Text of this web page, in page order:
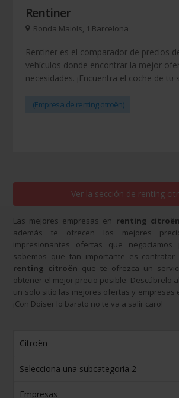
Rentiner
Ronda Maiols, 1 Barcelona
Rentiner es el comparador de precios
vehículos donde encontrar la mejor
necesidades. ¡Encuentra el coche de tu
(Empresa de renting citroën)
Ver la sección de renting
Las mejores empresas en renting citroën
además te ofrecen los mejores
impresionantes ofertas que
sabemos que tan importante es
renting citroën que te ofrezca un
obtener el mejor precio posible. Descúbrelo
un solo sitio las mejores ofertas y empresas
¡Con Doiser lo barato no te va a salir caro!
Citroën
Selecciona una subcategoria 2
Empresas